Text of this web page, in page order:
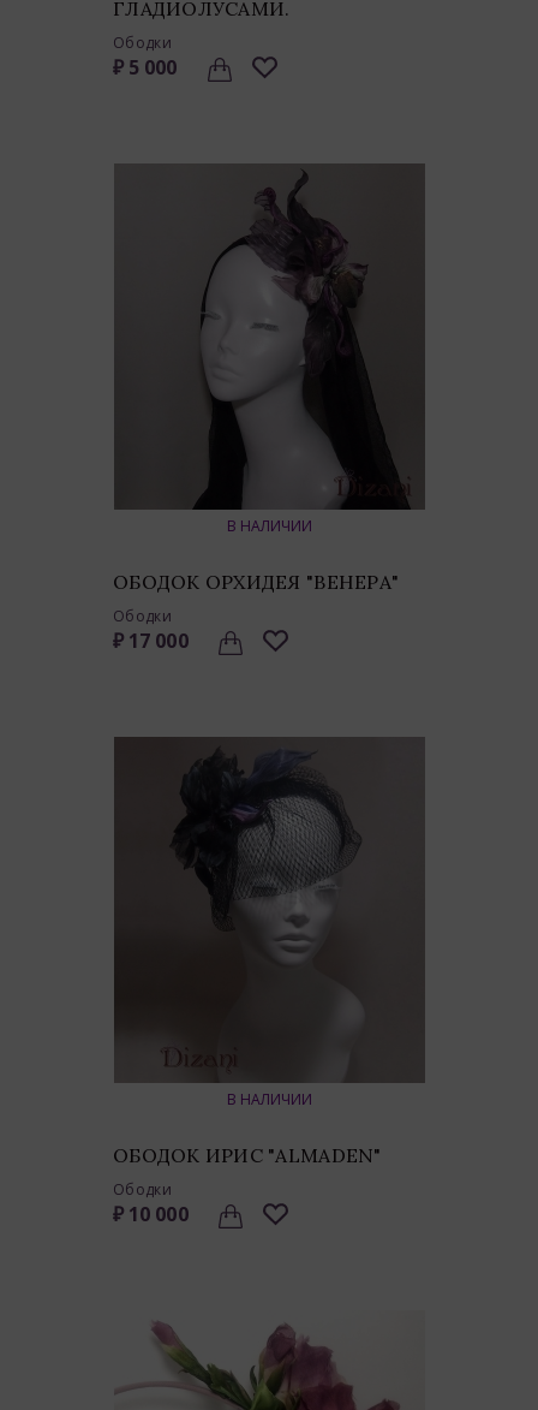
ГЛАДИОЛУСАМИ.
Ободки
₽ 5 000
В НАЛИЧИИ
ОБОДОК ОРХИДЕЯ "ВЕНЕРА"
Ободки
₽ 17 000
В НАЛИЧИИ
ОБОДОК ИРИС "ALMADEN"
Ободки
₽ 10 000